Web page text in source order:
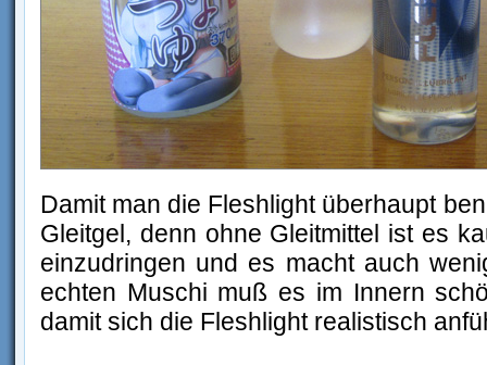
Damit man die Fleshlight überhaupt
Gleitgel, denn ohne Gleitmittel ist es
einzudringen und es macht auch
echten Muschi muß es im Innern
damit sich die Fleshlight realistisch